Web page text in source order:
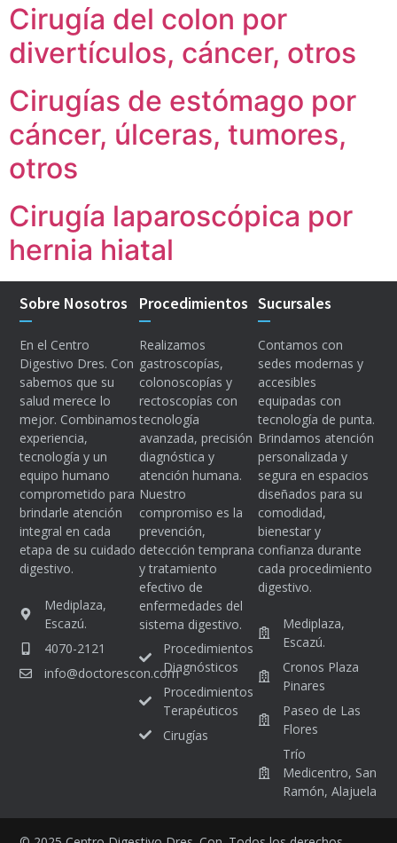
Cirugía del colon por
divertículos, cáncer, otros
Cirugías de estómago por
cáncer, úlceras, tumores,
otros
Cirugía laparoscópica por
hernia hiatal
Sobre Nosotros
En el Centro
Digestivo Dres. Con
sabemos que su
salud merece lo
mejor. Combinamos
experiencia,
tecnología y un
equipo humano
comprometido para
brindarle atención
integral en cada
etapa de su cuidado
digestivo.
Mediplaza,
Escazú.
4070-2121
info@doctorescon.com
Procedimientos
Realizamos
gastroscopías,
colonoscopías y
rectoscopías con
tecnología
avanzada, precisión
diagnóstica y
atención humana.
Nuestro
compromiso es la
prevención,
detección temprana
y tratamiento
efectivo de
enfermedades del
sistema digestivo.
Procedimientos
Diagnósticos
Procedimientos
Terapéuticos
Cirugías
Sucursales
Contamos con
sedes modernas y
accesibles
equipadas con
tecnología de punta.
Brindamos atención
personalizada y
segura en espacios
diseñados para su
comodidad,
bienestar y
confianza durante
cada procedimiento
digestivo.
Mediplaza,
Escazú.
Cronos Plaza
Pinares
Paseo de Las
Flores
Trío
Medicentro, San
Ramón, Alajuela